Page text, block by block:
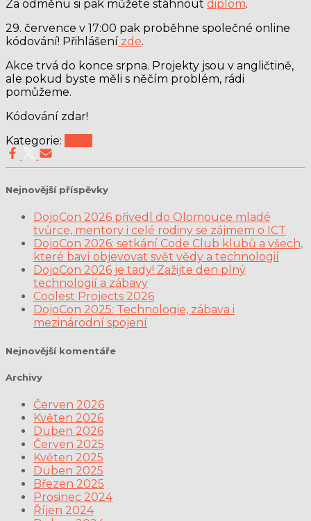
Za odměnu si pak můžete stáhnout diplom.
29. července v 17:00 pak proběhne společné online
kódování! Přihlášení zde.
Akce trvá do konce srpna. Projekty jsou v angličtině,
ale pokud byste měli s něčím problém, rádi
pomůžeme.
Kódování zdar!
Kategorie:
Nejnovější příspěvky
DojoCon 2026 přivedl do Olomouce mladé
tvůrce, mentory i celé rodiny se zájmem o ICT
DojoCon 2026: setkání Code Club klubů a všech,
které baví objevovat svět vědy a technologií
DojoCon 2026 je tady! Zažijte den plný
technologií a zábavy
Coolest Projects 2026
DojoCon 2025: Technologie, zábava i
mezinárodní spojení
Nejnovější komentáře
Archivy
Červen 2026
Květen 2026
Duben 2026
Červen 2025
Květen 2025
Duben 2025
Březen 2025
Prosinec 2024
Říjen 2024